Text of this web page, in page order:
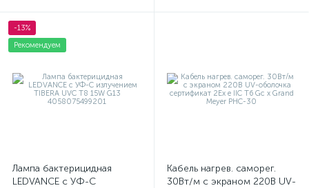
-13%
Рекомендуем
Лампа бактерицидная
LEDVANCE с УФ-С
Кабель нагрев. саморег.
30Вт/м с экраном 220В UV-